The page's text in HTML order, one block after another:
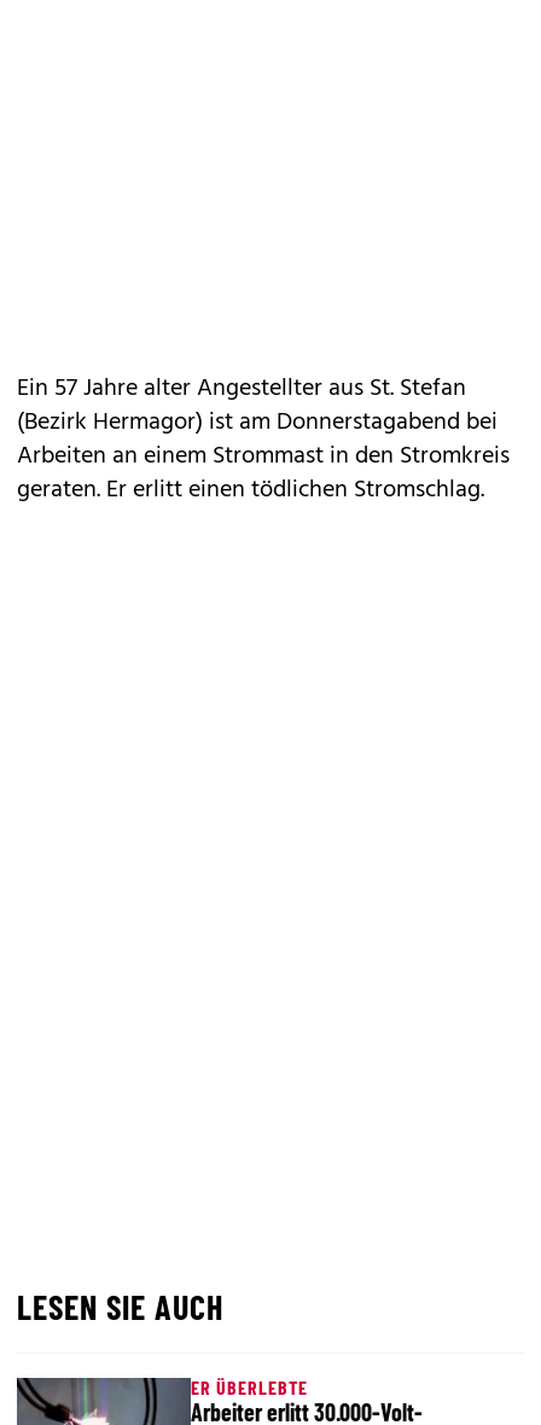
Ein 57 Jahre alter Angestellter aus St. Stefan
(Bezirk Hermagor) ist am Donnerstagabend bei
Arbeiten an einem Strommast in den Stromkreis
geraten. Er erlitt einen tödlichen Stromschlag.
LESEN SIE AUCH
ER ÜBERLEBTE
Arbeiter erlitt 30.000-Volt-